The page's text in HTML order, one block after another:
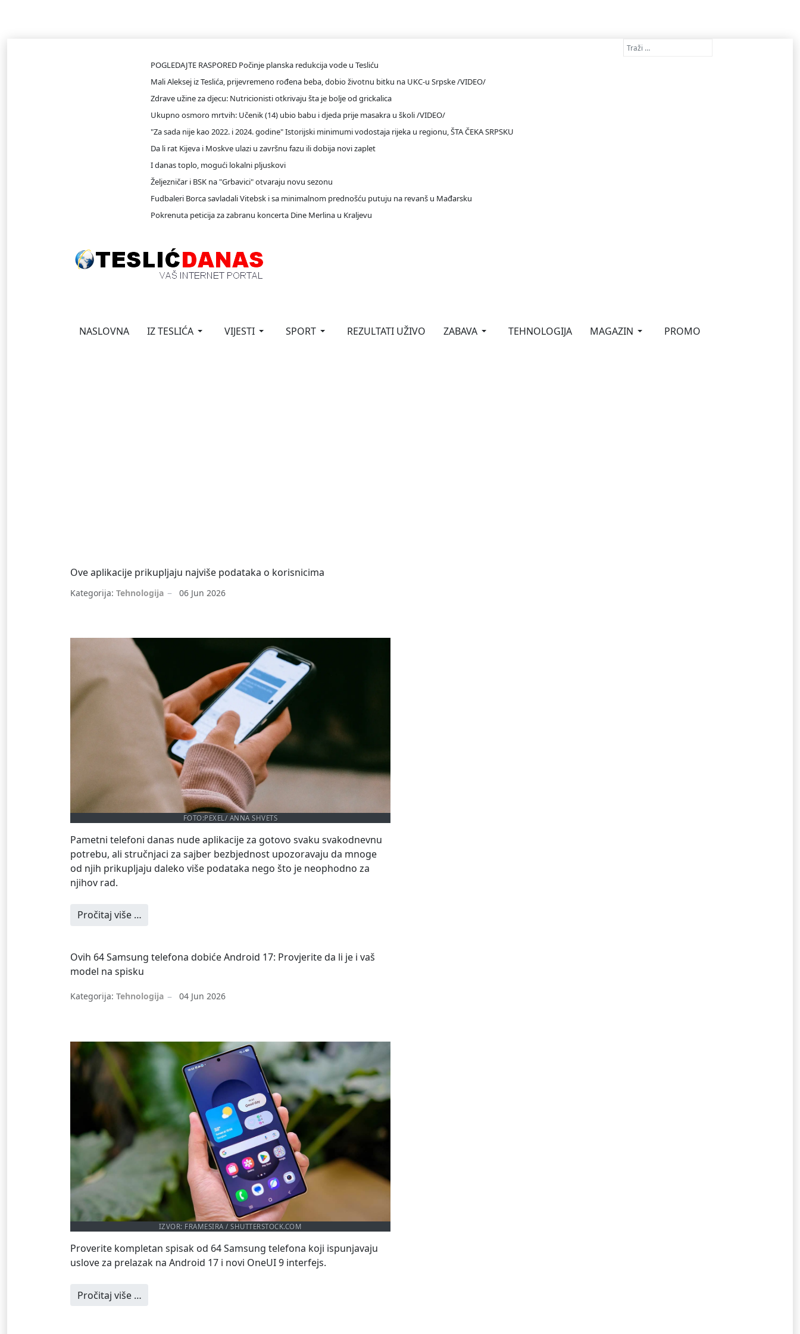
POGLEDAJTE RASPORED Počinje planska redukcija vode u Tesliću
Mali Aleksej iz Teslića, prijevremeno rođena beba, dobio životnu bitku na UKC-u Srpske /VIDEO/
Zdrave užine za djecu: Nutricionisti otkrivaju šta je bolje od grickalica
Ukupno osmoro mrtvih: Učenik (14) ubio babu i djeda prije masakra u školi /VIDEO/
"Za sada nije kao 2022. i 2024. godine" Istorijski minimumi vodostaja rijeka u regionu, ŠTA ČEKA SRPSKU
Da li rat Kijeva i Moskve ulazi u završnu fazu ili dobija novi zaplet
I danas toplo, mogući lokalni pljuskovi
Željezničar i BSK na "Grbavici" otvaraju novu sezonu
Fudbaleri Borca savladali Vitebsk i sa minimalnom prednošću putuju na revanš u Mađarsku
Pokrenuta peticija za zabranu koncerta Dine Merlina u Kraljevu
NASLOVNA IZ TESLIĆA VIJESTI SPORT REZULTATI UŽIVO ZABAVA TEHNOLOGIJA MAGAZIN PROMO
Ove aplikacije prikupljaju najviše podataka o korisnicima
Kategorija: Tehnologija 06 Jun 2026
FOTO:PEXEL/ ANNA SHVETS
Pametni telefoni danas nude aplikacije za gotovo svaku svakodnevnu
potrebu, ali stručnjaci za sajber bezbjednost upozoravaju da mnoge
od njih prikupljaju daleko više podataka nego što je neophodno za
njihov rad.
Pročitaj više …
Ovih 64 Samsung telefona dobiće Android 17: Provjerite da li je i vaš
model na spisku
Kategorija: Tehnologija 04 Jun 2026
IZVOR: FRAMESIRA / SHUTTERSTOCK.COM
Proverite kompletan spisak od 64 Samsung telefona koji ispunjavaju
uslove za prelazak na Android 17 i novi OneUI 9 interfejs.
Pročitaj više …